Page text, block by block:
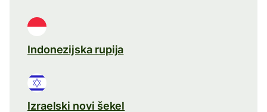
Indonezijska rupija
Izraelski novi šekel